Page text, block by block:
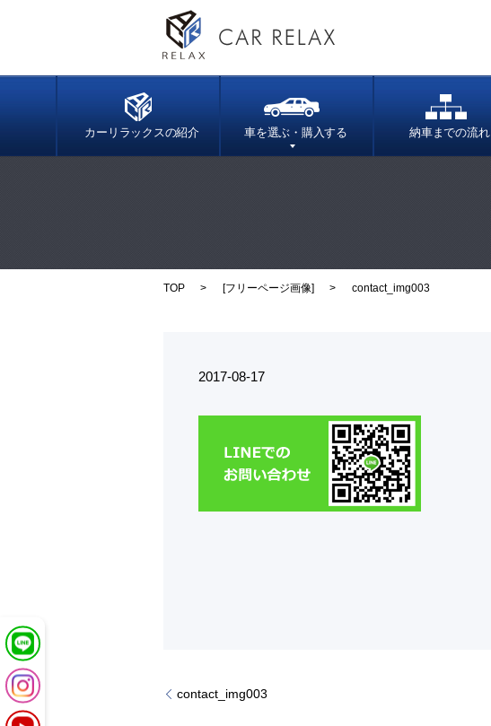
カーリラックスの紹介 車を選ぶ・購入する 納車までの流れ
TOP [フリーページ画像] contact_img003
2017-08-17
contact_img003